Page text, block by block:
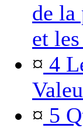
de la
et
¤ 4
¤ 5